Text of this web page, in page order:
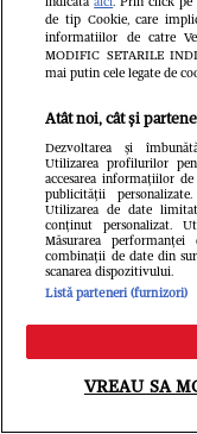
domestice. Ce
Meniu Caută
de tip Cookie, care
informatiilor de catre
MODIFIC SETARILE
mai putin cele legate de
Atât noi, cât și
Dezvoltarea și
Utilizarea profilurilor
accesarea informațiilor
publicității
Utilizarea de date
conținut personalizat.
Măsurarea
combinații de date din
scanarea dispozitivului.
Listă parteneri (furnizori)
VREAU SA